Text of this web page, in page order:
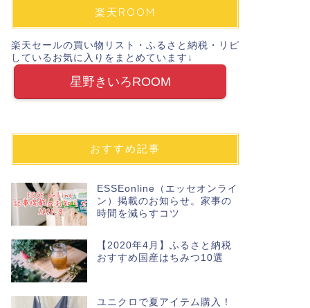
楽天ROOM
楽天セールの買い物リスト・ふるさと納税・リピ
しているお気に入りをまとめています↓
星野きいろROOM
おすすめ記事
ESSEonline（エッセオンライ
ン）掲載のお知らせ。家事の
時間を減らすコツ
【2020年4月】ふるさと納税
おすすめ国産はちみつ10選
ユニクロで夏アイテム購入！